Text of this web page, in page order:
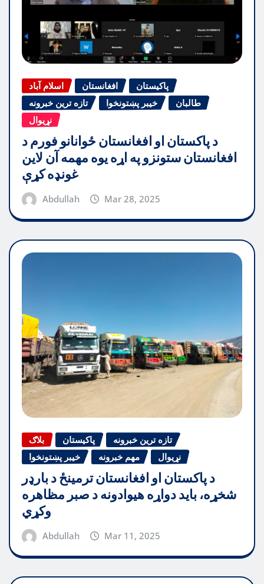
اسلام آباد افغانستان
پاکیستان
تازه ترین خبرونه
خیبر پښتونخوا
طالبان
نړیوال
د پاکستان او افغانستان ځوانانو فورم د
افغانستان ستونزو په اړه یوه مهمه آن لاین
غونډه کړې
Abdullah Mar 28, 2025
بلاګ پاکیستان
تازه ترین خبرونه
خیبر پښتونخوا
مهم خبرونه نړیوال
د پاکستان او افغانستان ترمینځ د بارډر
شخړه، باید دواړه هیوادونه د صبر مظاهره
وکړي
Abdullah Mar 11, 2025